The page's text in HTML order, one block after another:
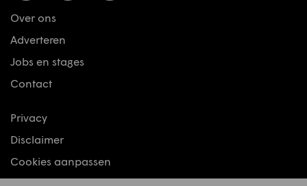
Over ons
Adverteren
Jobs en stages
Contact
Privacy
Disclaimer
Cookies aanpassen